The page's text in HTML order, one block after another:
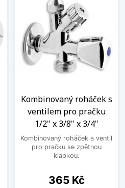
Kombinovaný roháček s
ventilem pro pračku
1/2" x 3/8" x 3/4"
Kombinovaný roháček a ventil
pro pračku se zpětnou
klapkou.
Cena
365 Kč